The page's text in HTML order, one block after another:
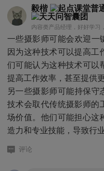
毅楷
一些摄影师可能会欢迎一
因为这种技术可以提高工
们可能认为这种技术可以
提高工作效率，甚至提供
另一些摄影师可能持保
技术会取代传统摄影师的
场价值。他们可能担心这
造力和专业技能，导致行
评论